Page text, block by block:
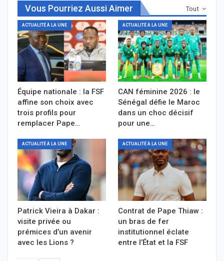
Tout
Vous Pourriez Aussi Aimer
ACTUALITÉ À LA UNE
Équipe nationale : la FSF
affine son choix avec
trois profils pour
remplacer Pape…
ACTUALITÉ À LA UNE
CAN féminine 2026 : le
Sénégal défie le Maroc
dans un choc décisif
pour une…
ACTUALITÉ À LA UNE
Patrick Vieira à Dakar :
visite privée ou
prémices d’un avenir
avec les Lions ?
ACTUALITÉ À LA UNE
Contrat de Pape Thiaw :
un bras de fer
institutionnel éclate
entre l’État et la FSF